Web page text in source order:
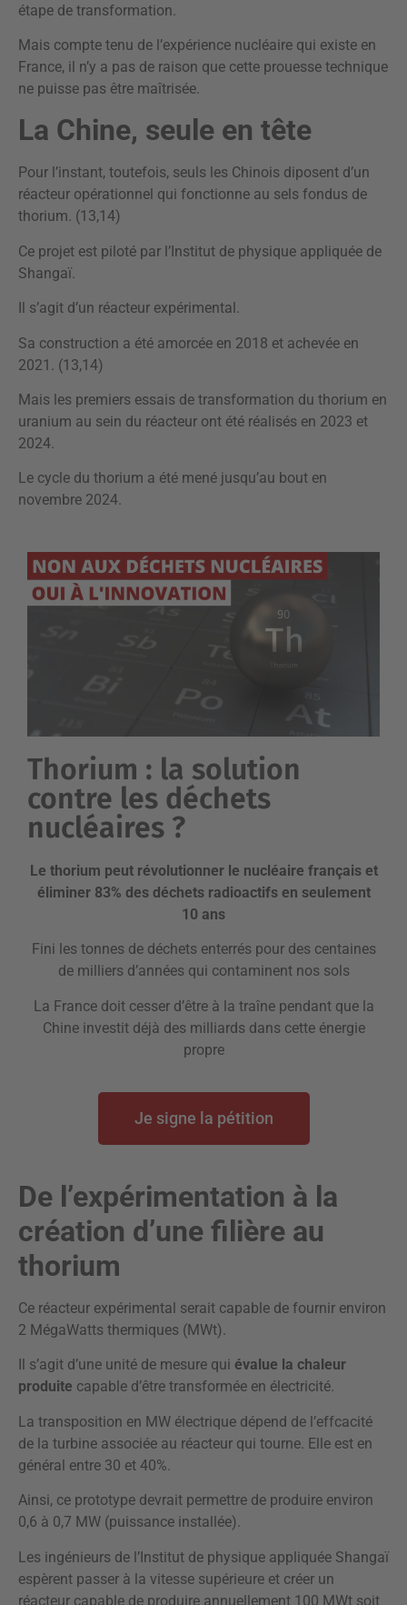
étape de transformation.
Mais compte tenu de l’expérience nucléaire qui existe en
France, il n’y a pas de raison que cette prouesse technique
ne puisse pas être maîtrisée.
La Chine, seule en tête
Pour l’instant, toutefois, seuls les Chinois diposent d’un
réacteur opérationnel qui fonctionne au sels fondus de
thorium. (13,14)
Ce projet est piloté par l’Institut de physique appliquée de
Shangaï.
Il s’agit d’un réacteur expérimental.
Sa construction a été amorcée en 2018 et achevée en
2021. (13,14)
Mais les premiers essais de transformation du thorium en
uranium au sein du réacteur ont été réalisés en 2023 et
2024.
Le cycle du thorium a été mené jusqu’au bout en
novembre 2024.
Thorium : la solution
contre les déchets
nucléaires ?
Le thorium peut révolutionner le nucléaire français et
éliminer 83% des déchets radioactifs en seulement
10 ans
Fini les tonnes de déchets enterrés pour des centaines
de milliers d’années qui contaminent nos sols
La France doit cesser d’être à la traîne pendant que la
Chine investit déjà des milliards dans cette énergie
propre
Je signe la pétition
De l’expérimentation à la
création d’une filière au
thorium
Ce réacteur expérimental serait capable de fournir environ
2 MégaWatts thermiques (MWt).
Il s’agit d’une unité de mesure qui évalue la chaleur
produite capable d’être transformée en électricité.
La transposition en MW électrique dépend de l’effcacité
de la turbine associée au réacteur qui tourne. Elle est en
général entre 30 et 40%.
Ainsi, ce prototype devrait permettre de produire environ
0,6 à 0,7 MW (puissance installée).
Les ingénieurs de l’Institut de physique appliquée Shangaï
espèrent passer à la vitesse supérieure et créer un
réacteur capable de produire annuellement 100 MWt soit